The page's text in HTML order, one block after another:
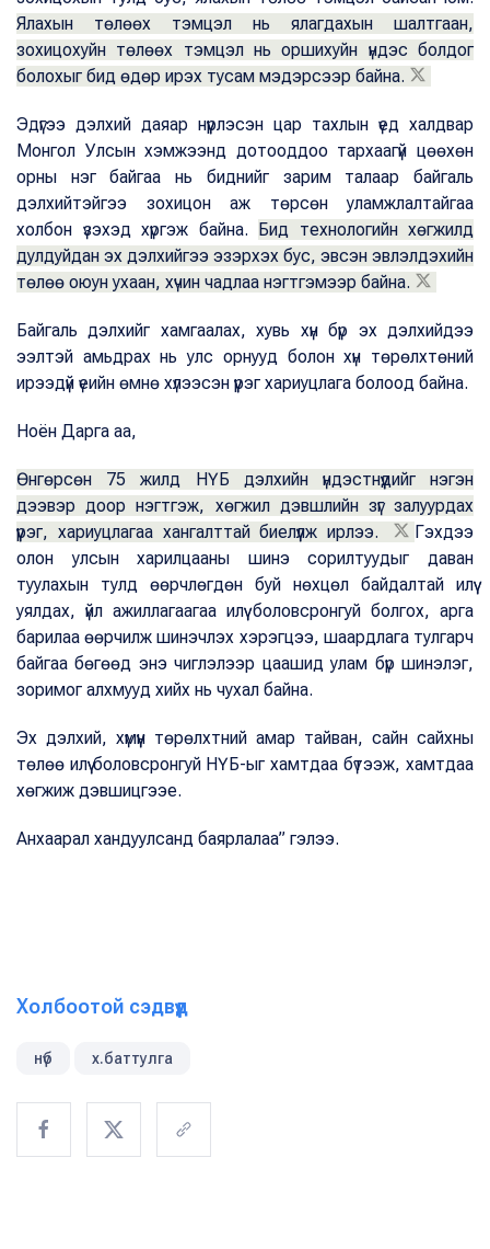
Ялахын төлөөх тэмцэл нь ялагдахын шалтгаан,
зохицохуйн төлөөх тэмцэл нь оршихуйн үндэс болдог
болохыг бид өдөр ирэх тусам мэдэрсээр байна.
Эдүгээ дэлхий даяар нүүрлэсэн цар тахлын үед халдвар
Монгол Улсын хэмжээнд дотооддоо тархаагүй цөөхөн
орны нэг байгаа нь биднийг зарим талаар байгаль
дэлхийтэйгээ зохицон аж төрсөн уламжлалтайгаа
холбон үзэхэд хүргэж байна. Бид технологийн хөгжилд
дулдуйдан эх дэлхийгээ эзэрхэх бус, эвсэн эвлэлдэхийн
төлөө оюун ухаан, хүчин чадлаа нэгтгэмээр байна.
Байгаль дэлхийг хамгаалах, хувь хүн бүр эх дэлхийдээ
ээлтэй амьдрах нь улс орнууд болон хүн төрөлхтөний
ирээдүй үеийн өмнө хүлээсэн үүрэг хариуцлага болоод байна.
Ноён Дарга аа,
Өнгөрсөн 75 жилд НҮБ дэлхийн үндэстнүүдийг нэгэн
дээвэр доор нэгтгэж, хөгжил дэвшлийн зүг залуурдах
үүрэг, хариуцлагаа хангалттай биелүүлж ирлээ.
Гэхдээ
олон улсын харилцааны шинэ сорилтуудыг даван
туулахын тулд өөрчлөгдөн буй нөхцөл байдалтай илүү
уялдах, үйл ажиллагаагаа илүү боловсронгуй болгох, арга
барилаа өөрчилж шинэчлэх хэрэгцээ, шаардлага тулгарч
байгаа бөгөөд энэ чиглэлээр цаашид улам бүр шинэлэг,
зоримог алхмууд хийх нь чухал байна.
Эх дэлхий, хүмүүн төрөлхтний амар тайван, сайн сайхны
төлөө илүү боловсронгуй НҮБ-ыг хамтдаа бүтээж, хамтдаа
хөгжиж дэвшицгээе.
Анхаарал хандуулсанд баярлалаа” гэлээ.
Холбоотой сэдвүүд
нүб х.баттулга